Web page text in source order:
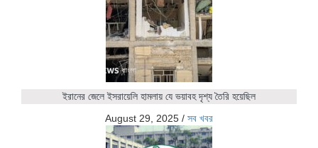
ইরানের জেলে ইসরায়েলি হামলায় যে ভয়াবহ দৃশ্য তৈরি হয়েছিল
August 29, 2025 / সব খবর